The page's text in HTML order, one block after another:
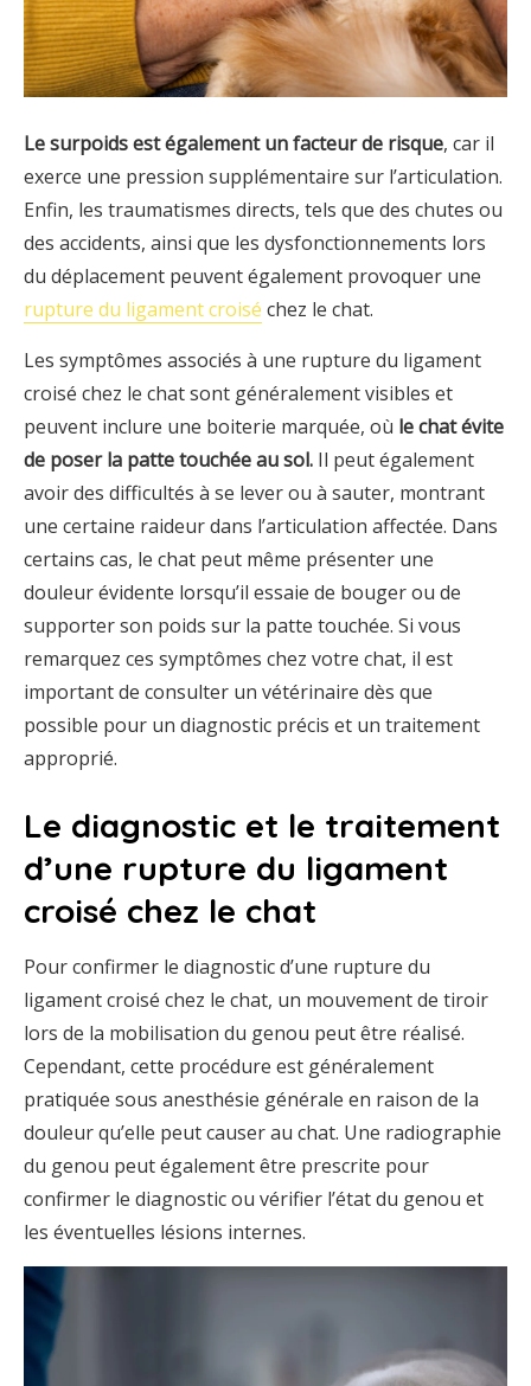
Le surpoids est également un facteur de risque, car il
exerce une pression supplémentaire sur l’articulation.
Enfin, les traumatismes directs, tels que des chutes ou
des accidents, ainsi que les dysfonctionnements lors
du déplacement peuvent également provoquer une
rupture du ligament croisé chez le chat.
Les symptômes associés à une rupture du ligament
croisé chez le chat sont généralement visibles et
peuvent inclure une boiterie marquée, où le chat évite
de poser la patte touchée au sol. Il peut également
avoir des difficultés à se lever ou à sauter, montrant
une certaine raideur dans l’articulation affectée. Dans
certains cas, le chat peut même présenter une
douleur évidente lorsqu’il essaie de bouger ou de
supporter son poids sur la patte touchée. Si vous
remarquez ces symptômes chez votre chat, il est
important de consulter un vétérinaire dès que
possible pour un diagnostic précis et un traitement
approprié.
Le diagnostic et le traitement
d’une rupture du ligament
croisé chez le chat
Pour confirmer le diagnostic d’une rupture du
ligament croisé chez le chat, un mouvement de tiroir
lors de la mobilisation du genou peut être réalisé.
Cependant, cette procédure est généralement
pratiquée sous anesthésie générale en raison de la
douleur qu’elle peut causer au chat. Une radiographie
du genou peut également être prescrite pour
confirmer le diagnostic ou vérifier l’état du genou et
les éventuelles lésions internes.